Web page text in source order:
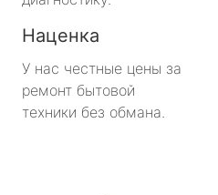
Наценка
У нас честные цены за
ремонт бытовой
техники без обмана.